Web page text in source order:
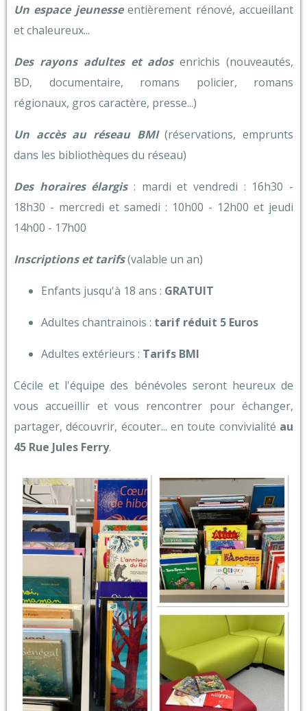
Un espace jeunesseentièrement rénové, accueillant
et chaleureux...
Des rayons adultes et adosenrichis (nouveautés,
BD, documentaire, romans policier, romans
régionaux, gros caractère, presse...)
Un accès au réseau BMI(réservations, emprunts
dans les bibliothèques du réseau)
Des horaires élargis: mardi et vendredi : 16h30 -
18h30 - mercredi et samedi : 10h00 - 12h00 et jeudi
14h00 - 17h00
Inscriptions et tarifs(valable un an)
Enfants jusqu'à 18 ans : GRATUIT
Adultes chantrainois : tarif réduit 5 Euros
Adultes extérieurs : Tarifs BMI
Cécile et l'équipe des bénévoles seront heureux de
vous accueillir et vous rencontrer pour échanger,
partager, découvrir, écouter... en toute convivialité au
45 Rue Jules Ferry.